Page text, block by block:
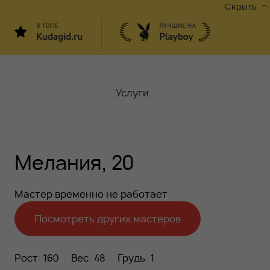
Скрыть
Услуги
Контакты
Акции
Вакансии
Блог
Мелания, 20
Мастер временно не работает
Посмотреть других мастеров
Рост: 160 Вес: 48 Грудь: 1